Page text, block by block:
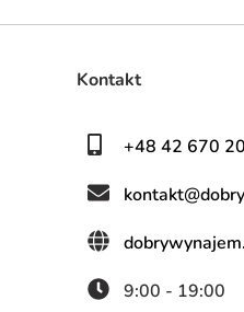
Kontakt
+48 42 670
9:00 - 19:00